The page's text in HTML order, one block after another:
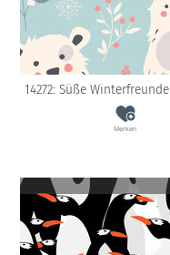
14272: Süße Winterfreunde
Merken